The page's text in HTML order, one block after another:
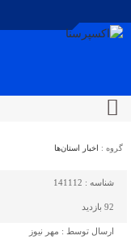
گروه : اخبار استان‌ها
شناسه : 141112
92 بازدید
ارسال توسط : مهر نیوز